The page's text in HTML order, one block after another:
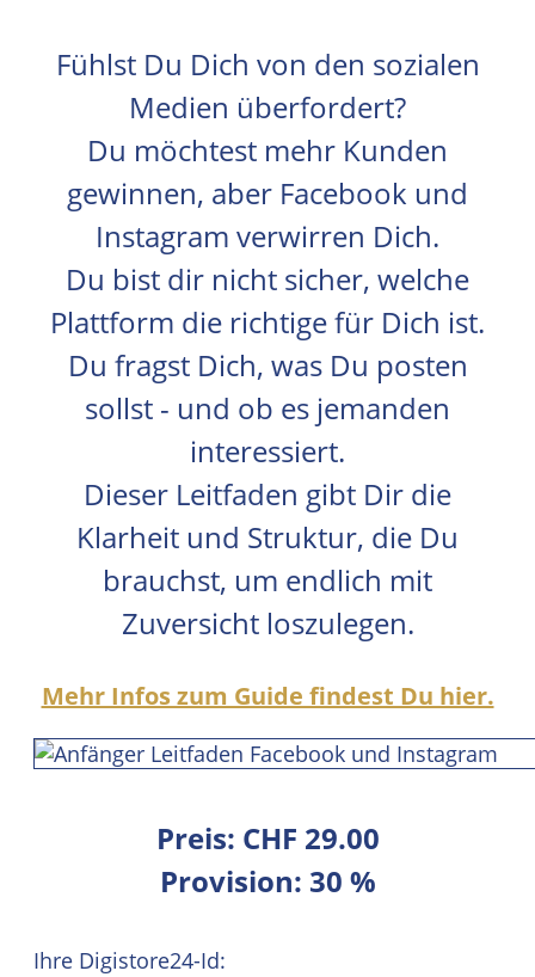
Fühlst Du Dich von den sozialen
Medien überfordert?
Du möchtest mehr Kunden
gewinnen, aber Facebook und
Instagram verwirren Dich.
Du bist dir nicht sicher, welche
Plattform die richtige für Dich ist.
Du fragst Dich, was Du posten
sollst - und ob es jemanden
interessiert.
Dieser Leitfaden gibt Dir die
Klarheit und Struktur, die Du
brauchst, um endlich mit
Zuversicht loszulegen.
Mehr Infos zum Guide findest Du hier.
Preis: CHF 29.00
Provision: 30 %
Ihre Digistore24-Id: